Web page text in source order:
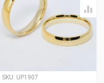
SKU: UP1907